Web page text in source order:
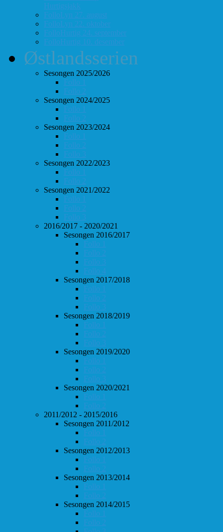
Hurtigsjakk
FolloLyn 27. august
FolloLyn 22. oktober
FolloHurtig 24. september
FolloHurtig 10. desember
Østlandsserien
Sesongen 2025/2026
Follo 1
Follo 2
Sesongen 2024/2025
Follo 1
Follo 2
Sesongen 2023/2024
Follo 1
Follo 2
Follo 3
Sesongen 2022/2023
Follo 1
Follo 2
Sesongen 2021/2022
Follo 1
Follo 2
Follo 3
2016/2017 - 2020/2021
Sesongen 2016/2017
Follo 1
Follo 2
Follo 3
Follo 4
Sesongen 2017/2018
Follo 1
Follo 2
Follo 3
Sesongen 2018/2019
Follo 1
Follo 2
Follo 3
Sesongen 2019/2020
Follo 1
Follo 2
Follo 3
Sesongen 2020/2021
Follo 1
Follo 2
2011/2012 - 2015/2016
Sesongen 2011/2012
Follo 1
Follo 2
Sesongen 2012/2013
Follo 1
Follo 2
Sesongen 2013/2014
Follo 1
Follo 2
Sesongen 2014/2015
Follo 1
Follo 2